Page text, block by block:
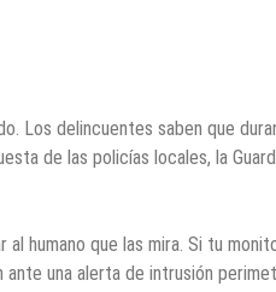
Los delincuentes saben que
de las policías locales, la
humano que las mira. Si tu
una alerta de intrusión